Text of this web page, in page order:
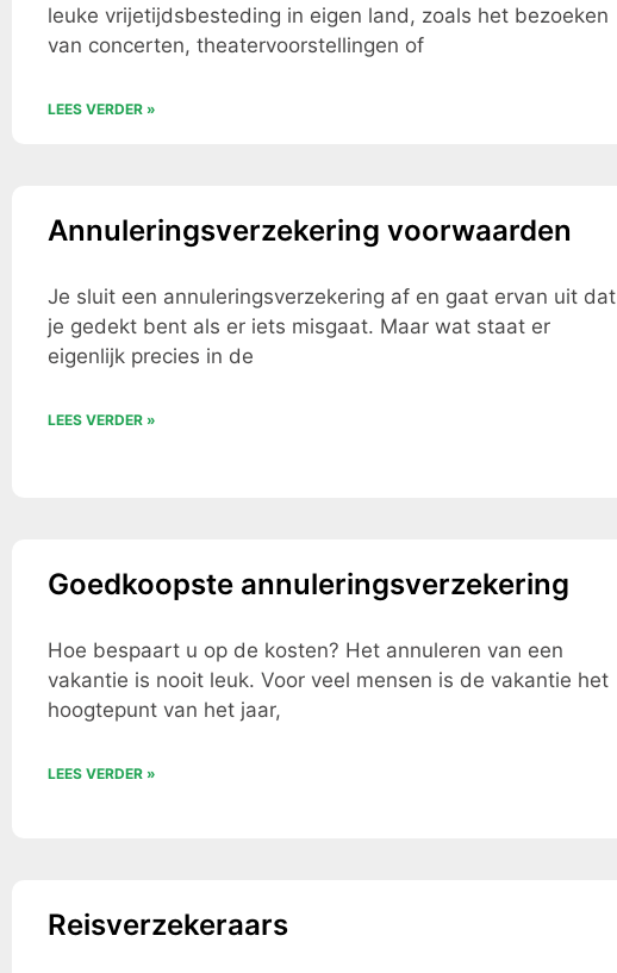
leuke vrijetijdsbesteding in eigen land, zoals het bezoeken
van concerten, theatervoorstellingen of
LEES VERDER »
Annuleringsverzekering voorwaarden
Je sluit een annuleringsverzekering af en gaat ervan uit dat
je gedekt bent als er iets misgaat. Maar wat staat er
eigenlijk precies in de
LEES VERDER »
Goedkoopste annuleringsverzekering
Hoe bespaart u op de kosten? Het annuleren van een
vakantie is nooit leuk. Voor veel mensen is de vakantie het
hoogtepunt van het jaar,
LEES VERDER »
Reisverzekeraars